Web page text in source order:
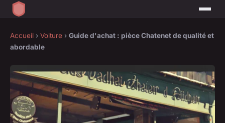
Accueil › Voiture › Guide d'achat : pièce Chatenet de qualité et
abordable